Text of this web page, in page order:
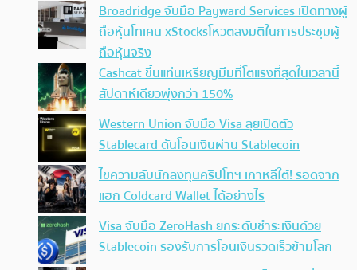
Broadridge จับมือ Payward Services เปิดทางผู้
ถือหุ้นโทเคน xStocksโหวตลงมติในการประชุมผู้
ถือหุ้นจริง
Cashcat ขึ้นแท่นเหรียญมีมที่โตแรงที่สุดในเวลานี้
สัปดาห์เดียวพุ่งกว่า 150%
Western Union จับมือ Visa ลุยเปิดตัว
Stablecard ดันโอนเงินผ่าน Stablecoin
ไขความลับนักลงทุนคริปโทฯ เกาหลีใต้! รอดจาก
แฮก Coldcard Wallet ได้อย่างไร
Visa จับมือ ZeroHash ยกระดับชำระเงินด้วย
Stablecoin รองรับการโอนเงินรวดเร็วข้ามโลก